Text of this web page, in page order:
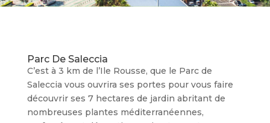
Parc De Saleccia
C’est à 3 km de l’Ile Rousse, que le Parc de
Saleccia vous ouvrira ses portes pour vous faire
découvrir ses 7 hectares de jardin abritant de
nombreuses plantes méditerranéennes,